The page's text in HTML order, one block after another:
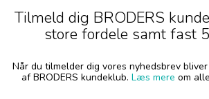
Tilmeld dig BRODERS
store fordele samt fast
Når du tilmelder dig vores nyhedsbrev
af BRODERS kundeklub. Læs mere om